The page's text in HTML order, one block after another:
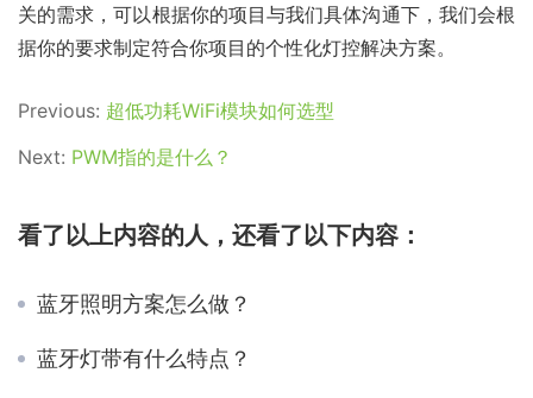
关的需求，可以根据你的项目与我们具体沟通下，我们会根
据你的要求制定符合你项目的个性化灯控解决方案。
Previous: 超低功耗WiFi模块如何选型
Next: PWM指的是什么？
看了以上内容的人，还看了以下内容：
蓝牙照明方案怎么做？
蓝牙灯带有什么特点？